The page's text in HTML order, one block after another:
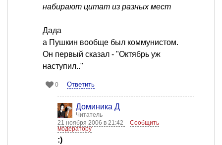
набирают цитат из разных мест
Дада
а Пушкин вообще был коммунистом.
Он первый сказал - "Октябрь уж
наступил.."
0 Ответить
Доминика Д
Читатель
21 ноября 2006 в 21:42
Сообщить
модератору
:)